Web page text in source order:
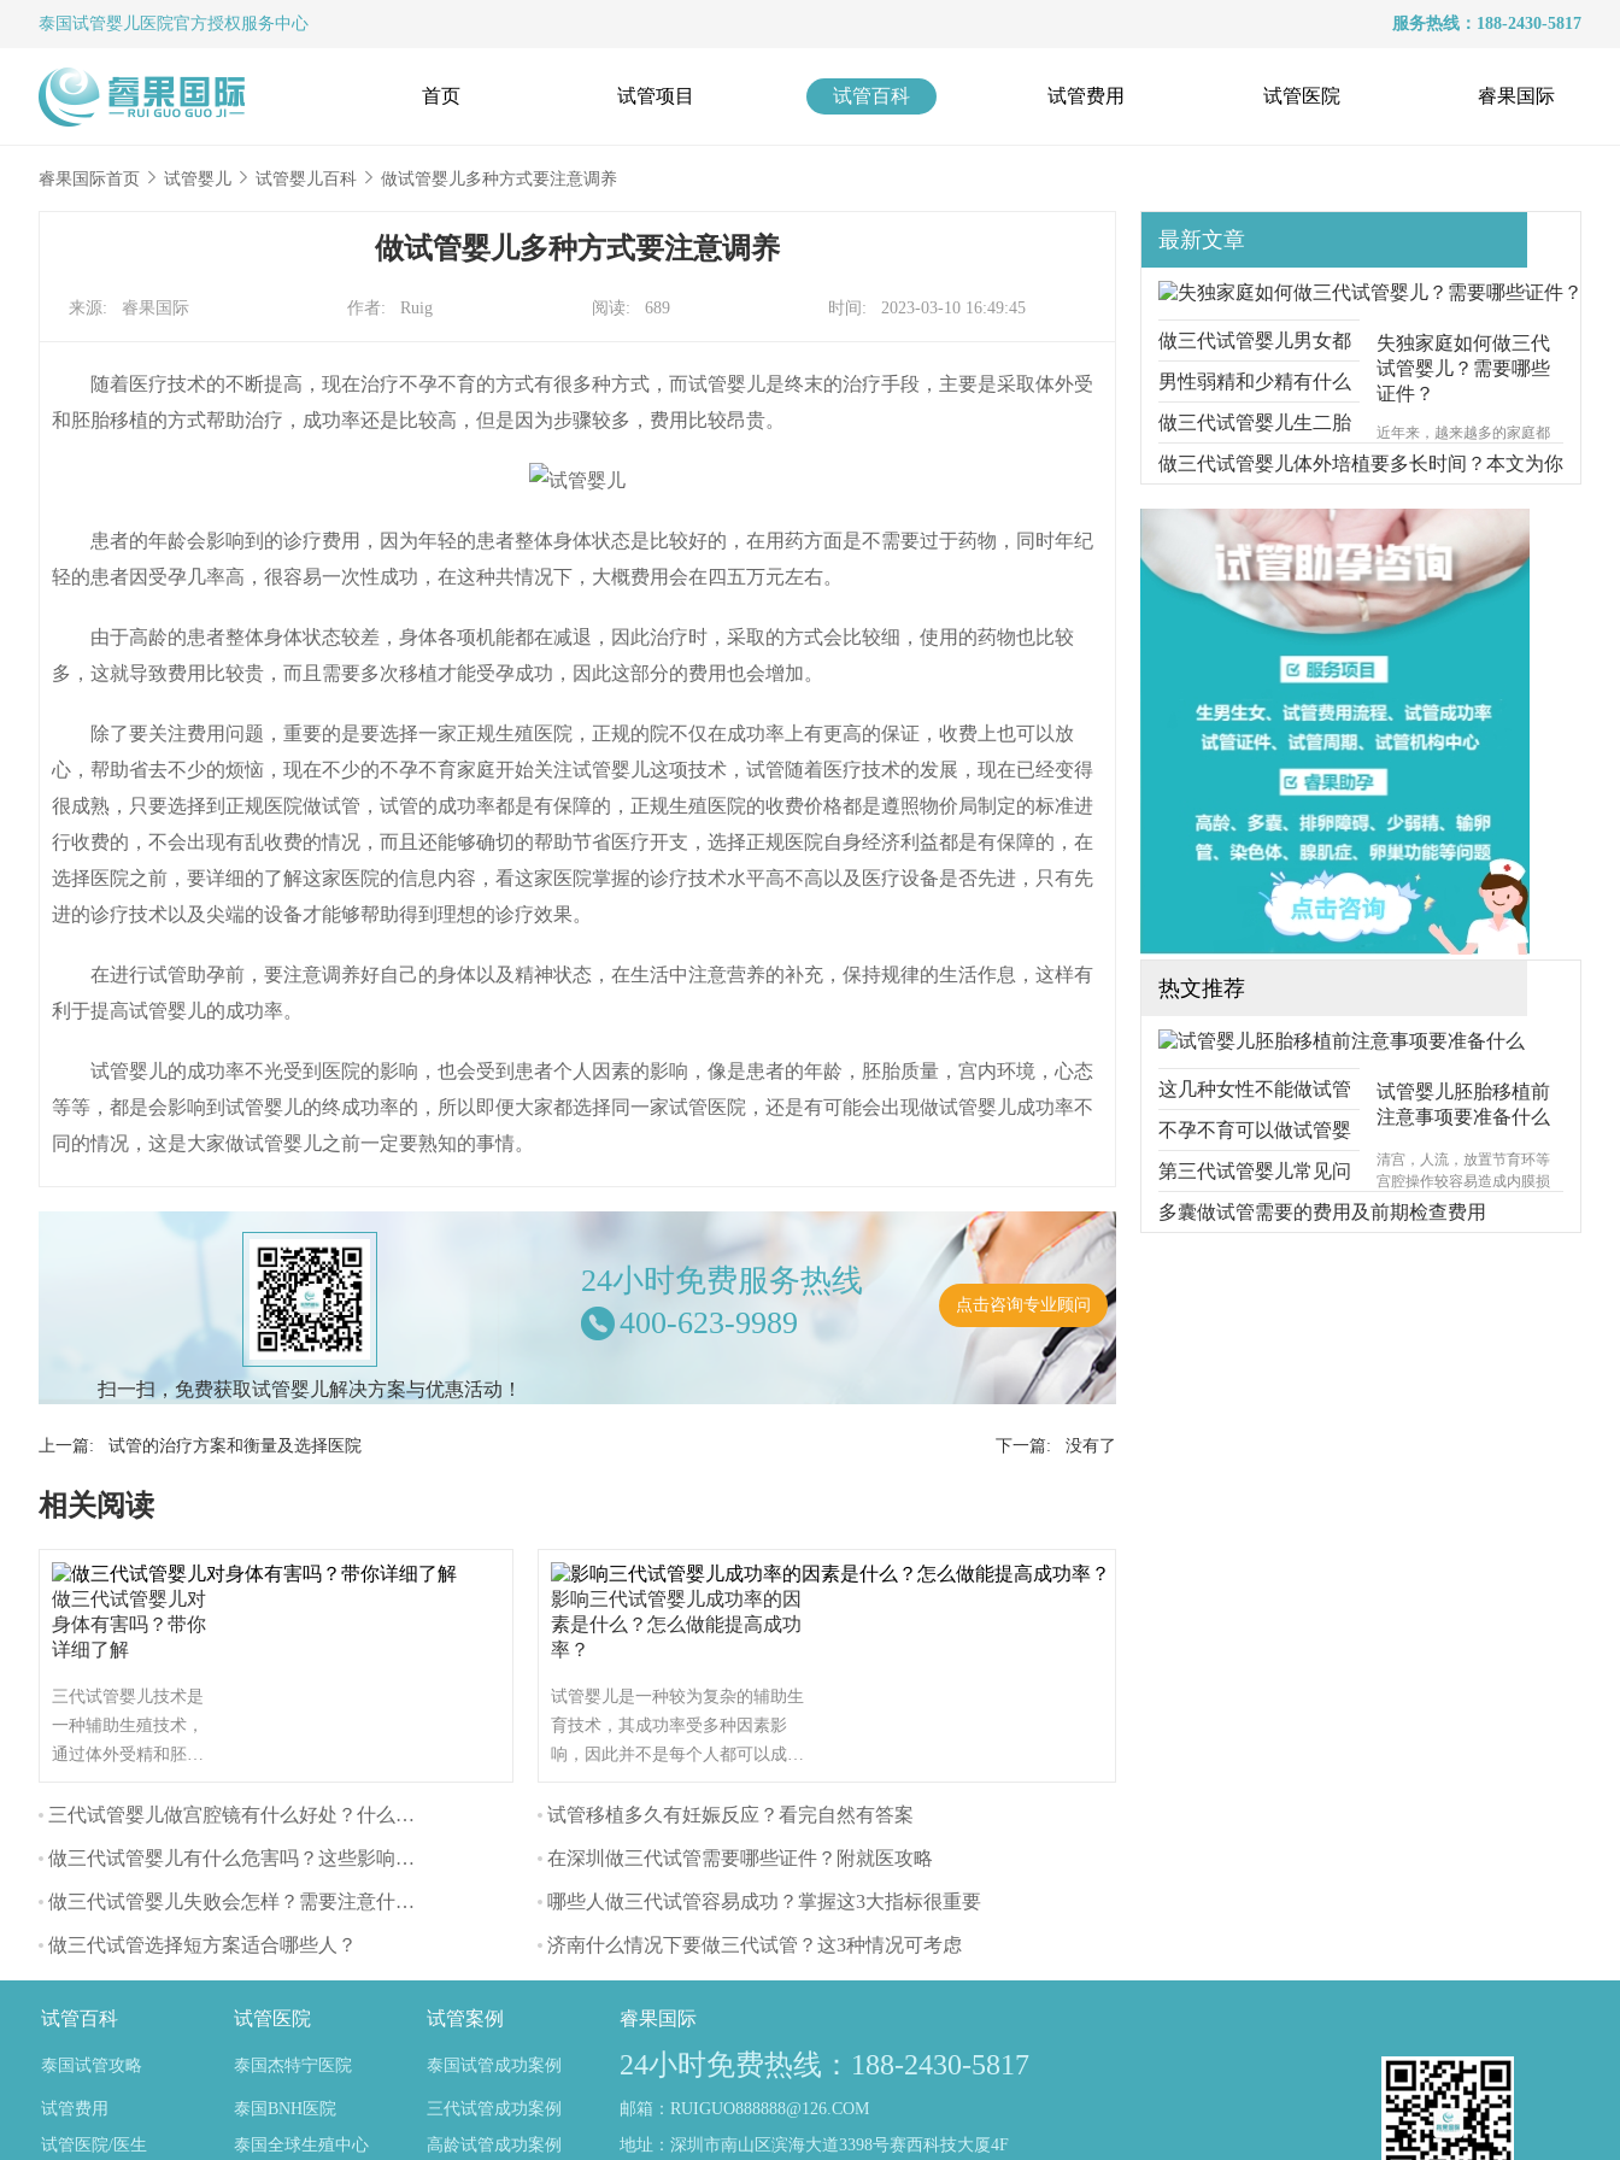
泰国试管婴儿 医院官方授权服务中心 服务热线：188-2430-5817
首页 试管项目 试管百科 试管费用 试管医院 睿果国际
睿果国际首页 试管婴儿 试管婴儿百科 做试管婴儿多种方式要注意调养
做试管婴儿多种方式要注意调养
来源: 睿果国际 作者: Ruig 阅读: 689 时间: 2023-03-10 16:49:45
随着医疗技术的不断提高，现在治疗不孕不育的方式有很多种方式，而试管婴儿是终末的治疗手段，主要是采取体外受
和胚胎移植的方式帮助治疗，成功率还是比较高，但是因为步骤较多，费用比较昂贵。
患者的年龄会影响到的诊疗费用，因为年轻的患者整体身体状态是比较好的，在用药方面是不需要过于药物，同时年纪
轻的患者因受孕几率高，很容易一次性成功，在这种共情况下，大概费用会在四五万元左右。
由于高龄的患者整体身体状态较差，身体各项机能都在减退，因此治疗时，采取的方式会比较细，使用的药物也比较
多，这就导致费用比较贵，而且需要多次移植才能受孕成功，因此这部分的费用也会增加。
除了要关注费用问题，重要的是要选择一家正规生殖医院，正规的院不仅在成功率上有更高的保证，收费上也可以放
心，帮助省去不少的烦恼，现在不少的不孕不育家庭开始关注试管婴儿这项技术，试管随着医疗技术的发展，现在已经变得
很成熟，只要选择到正规医院做试管，试管的成功率都是有保障的，正规生殖医院的收费价格都是遵照物价局制定的标准进
行收费的，不会出现有乱收费的情况，而且还能够确切的帮助节省医疗开支，选择正规医院自身经济利益都是有保障的，在
选择医院之前，要详细的了解这家医院的信息内容，看这家医院掌握的诊疗技术水平高不高以及医疗设备是否先进，只有先
进的诊疗技术以及尖端的设备才能够帮助得到理想的诊疗效果。
在进行试管助孕前，要注意调养好自己的身体以及精神状态，在生活中注意营养的补充，保持规律的生活作息，这样有
利于提高试管婴儿的成功率。
试管婴儿的成功率不光受到医院的影响，也会受到患者个人因素的影响，像是患者的年龄，胚胎质量，宫内环境，心态
等等，都是会影响到试管婴儿的终成功率的，所以即便大家都选择同一家试管医院，还是有可能会出现做试管婴儿成功率不
同的情况，这是大家做试管婴儿之前一定要熟知的事情。
扫一扫，免费获取试管婴儿解决方案与优惠活动！
24小时免费服务热线
400-623-9989
点击咨询专业顾问
上一篇: 试管的治疗方案和衡量及选择医院 下一篇: 没有了
相关阅读
做三代试管婴儿对
身体有害吗？带你
详细了解
三代试管婴儿技术是
一种辅助生殖技术，
通过体外受精和胚胎
不育夫妇生育。与自
管婴儿对身体的影响
主要体现在以下几个
三代试管婴儿做宫腔镜有什么好处？什么时间做最好？
做三代试管婴儿有什么危害吗？这些影响要注意
做三代试管婴儿失败会怎样？需要注意什么？
做三代试管选择短方案适合哪些人？
影响三代试管婴儿成功率的因
素是什么？怎么做能提高成功
率？
试管婴儿是一种较为复杂的辅助生
育技术，其成功率受多种因素影
响，因此并不是每个人都可以成
也有可能有些人做试管婴儿不能成
要因素有哪些呢？（如果还想了解
更多的试管婴儿流程、费用、成功
问，解决相关问题）
试管移植多久有妊娠反应？看完自然有答案
在深圳做三代试管需要哪些证件？附就医攻略
哪些人做三代试管容易成功？掌握这3大指标很重要
济南什么情况下要做三代试管？这3种情况可考虑
最新文章
失独家庭如何做三代
试管婴儿？需要哪些
证件？
近年来，越来越多的家庭都
遭受着失去孩子的痛苦，对
于失独家庭的来说，再生育
安慰方式。那么，失独家庭
想做三代试管可行吗？需要
哪些手续？（如果还想了解
更多的试管婴儿流程、费
用、成功率，可点击在线咨
询，询问专业顾问，解决相
做三代试管婴儿男女都
要准备什么？本文跟你
说明一切
男性弱精和少精有什么
区别？能不能做三代试
管？
做三代试管婴儿生二胎
要考虑什么问题？本文
给你解释清楚
做三代试管婴儿体外培植要多长时间？本文为你
步步分解
热文推荐
试管婴儿胚胎移植前
注意事项要准备什么
清宫，人流，放置节育环等
宫腔操作较容易造成内膜损
伤，使基底层受损，造成宫
腔内形成粘连，宫腔形态异
这几种女性不能做试管
婴儿，不能！不能！不
能！
不孕不育可以做试管婴
儿吗？
第三代试管婴儿常见问
题，你想知道的都在
多囊做试管需要的费用及前期检查费用
试管百科 试管医院 试管案例 睿果国际
泰国试管攻略 泰国杰特宁医院 泰国试管成功案例 24小时免费热线：188-2430-5817
试管费用 泰国BNH医院 三代试管成功案例
邮箱：RUIGUO888888@126.COM
试管医院/医生
泰国全球生殖中心 高龄试管成功案例 地址：深圳市南山区滨海大道3398号赛西科技大厦4F